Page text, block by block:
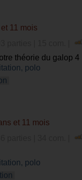
11 mois
théorie du galop
polo
et 11 mois
polo